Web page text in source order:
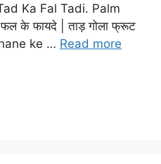
Ka Fal Tadi. Palm
के फायदे | ताड़ गोला फ्रूट
ke … Read more